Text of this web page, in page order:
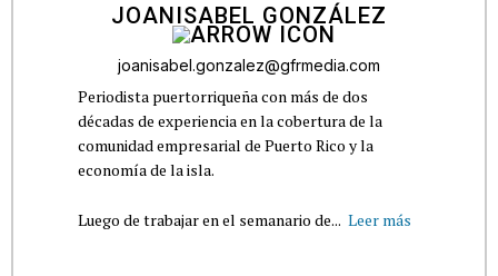
JOANISABEL GONZÁLEZ
joanisabel.gonzalez@gfrmedia.com
Periodista puertorriqueña con más de dos
décadas de experiencia en la cobertura de la
comunidad empresarial de Puerto Rico y la
economía de la isla.
Luego de trabajar en el semanario de... Leer más